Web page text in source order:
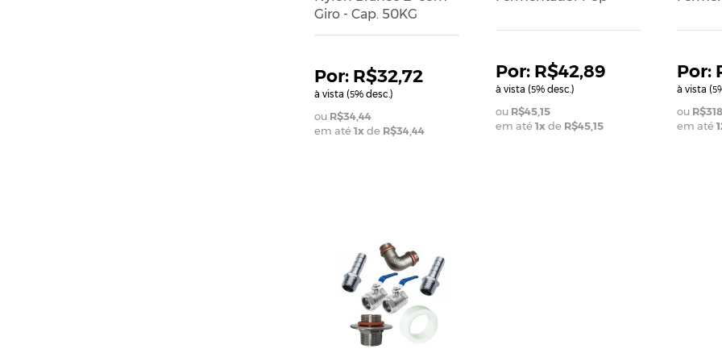
Giro - Cap. 50KG
R$32,72
à vista (5% desc.)
R$34,44
em até 1x de R$34,44
R$42,89
à vista (5% desc.)
R$45,15
em até 1x de R$45,15
à vista (5
em até